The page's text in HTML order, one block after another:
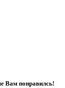
Вам понравилсь!